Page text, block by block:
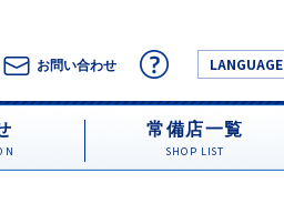
お問い合わせ LANGUAGE
常備店一覧
SHOP LIST